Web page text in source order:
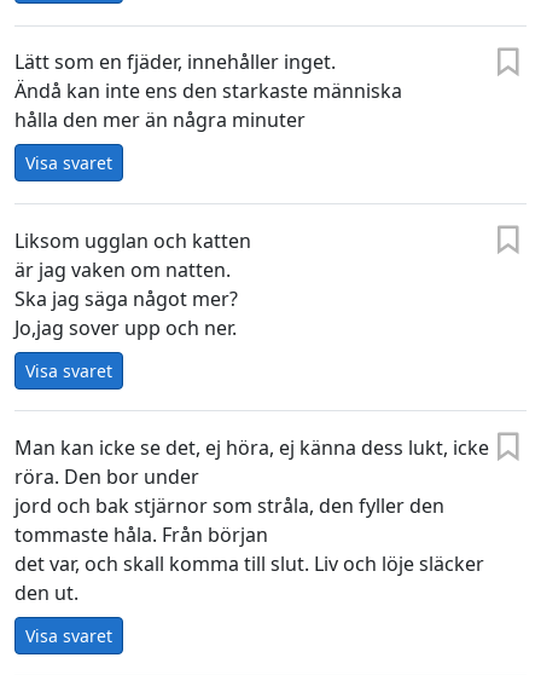
Lätt som en fjäder, innehåller inget.
Ändå kan inte ens den starkaste människa
hålla den mer än några minuter
Visa svaret
Liksom ugglan och katten
är jag vaken om natten.
Ska jag säga något mer?
Jo,jag sover upp och ner.
Visa svaret
Man kan icke se det, ej höra, ej känna dess lukt, icke
röra. Den bor under
jord och bak stjärnor som stråla, den fyller den
tommaste håla. Från början
det var, och skall komma till slut. Liv och löje släcker
den ut.
Visa svaret